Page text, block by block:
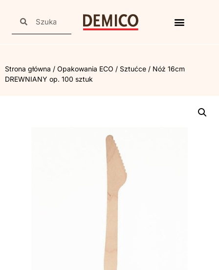
Strona główna / Opakowania ECO / Sztućce / Nóż 16cm
DREWNIANY op. 100 sztuk